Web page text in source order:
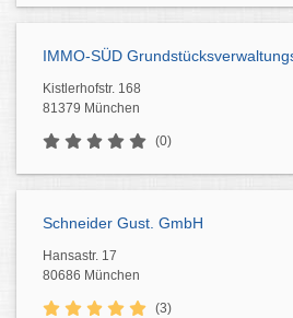
IMMO-SÜD
Kistlerhofstr. 168
81379 München
(0)
Schneider Gust. GmbH
Hansastr. 17
80686 München
(3)